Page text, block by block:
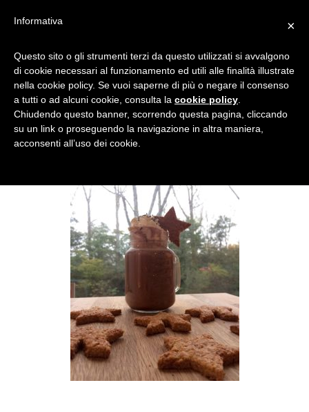
BISCOTTI DI NATALE DOLCI
PATTÌNI
×
Informativa
Questo sito o gli strumenti terzi da questo utilizzati si avvalgono
di cookie necessari al funzionamento ed utili alle finalità illustrate
nella cookie policy. Se vuoi saperne di più o negare il consenso
a tutti o ad alcuni cookie, consulta la cookie policy
Chiudendo questo banner, scorrendo questa pagina, cliccando
su un link o proseguendo la navigazione in altra maniera,
acconsenti all’uso dei cookie.